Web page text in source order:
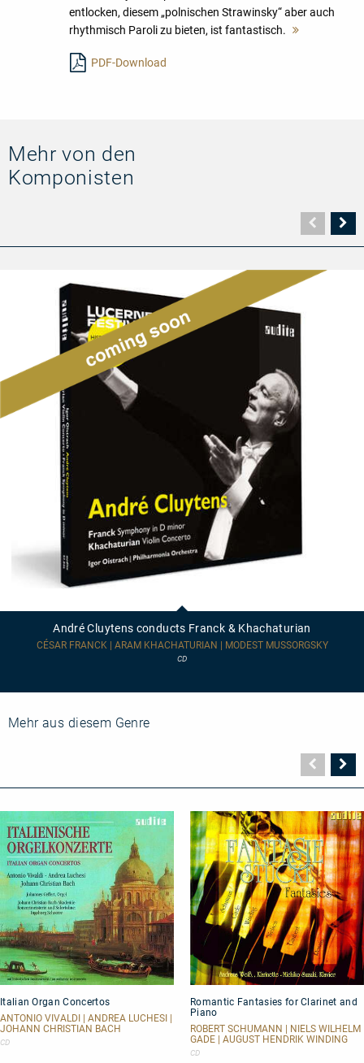
entlocken, diesem „polnischen Strawinsky“ aber auch
rhythmisch Paroli zu bieten, ist fantastisch.
PDF-Download
Mehr von den
Komponisten
Seite
André Cluytens conducts Franck & Khachaturian
CÉSAR FRANCK | ARAM KHACHATURIAN | MODEST MUSSORGSKY
CD
Mehr aus diesem Genre
Seite
Organ
Concertos
Italian Organ Concertos
ANTONIO VIVALDI | ANDREA LUCHESI |
JOHANN CHRISTIAN BACH
CD
Fantasies
for
Clarinet
and
Piano
Romantic Fantasies for Clarinet and
Piano
ROBERT SCHUMANN | NIELS WILHELM
GADE | AUGUST HENDRIK WINDING
CD